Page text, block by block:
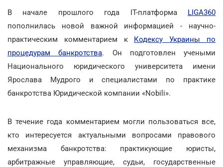
В начале прошлого года IT-платформа LIGA360
пополнилась новой важной информацией - научно-
практическим комментарием к Кодексу Украины по
процедурам банкротства. Он подготовлен учеными
Национального юридического университета имени
Ярослава Мудрого и специалистами по практике
банкротства Юридической компании «Nobili».
В течение года комментарием могли пользоваться все,
кто интересуется актуальными вопросами правового
механизма банкротства: практикующие юристы,
арбитражные управляющие, судьи, государственные